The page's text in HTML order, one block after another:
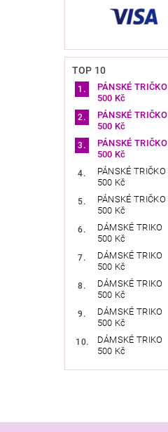
TOP 10
PÁNSKÉ TRIČKO
500 Kč
PÁNSKÉ TRIČKO
500 Kč
PÁNSKÉ TRIČKO
500 Kč
PÁNSKÉ TRIČKO
500 Kč
PÁNSKÉ TRIČKO
500 Kč
DÁMSKÉ TRIKO
500 Kč
DÁMSKÉ TRIKO
500 Kč
DÁMSKÉ TRIKO
500 Kč
DÁMSKÉ TRIKO
500 Kč
DÁMSKÉ TRIKO
500 Kč